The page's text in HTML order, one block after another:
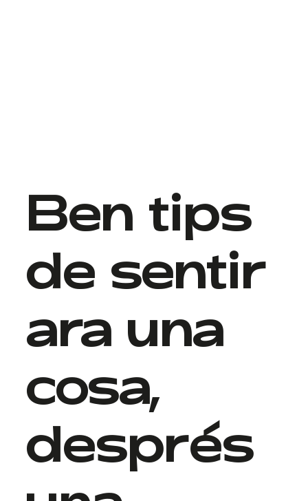
Ben tips
de sentir
ara una
cosa,
després